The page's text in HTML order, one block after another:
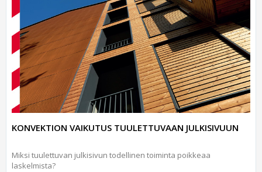
KONVEKTION VAIKUTUS TUULETTUVAAN JULKISIVUUN
Miksi tuulettuvan julkisivun todellinen toiminta poikkeaa
laskelmista?